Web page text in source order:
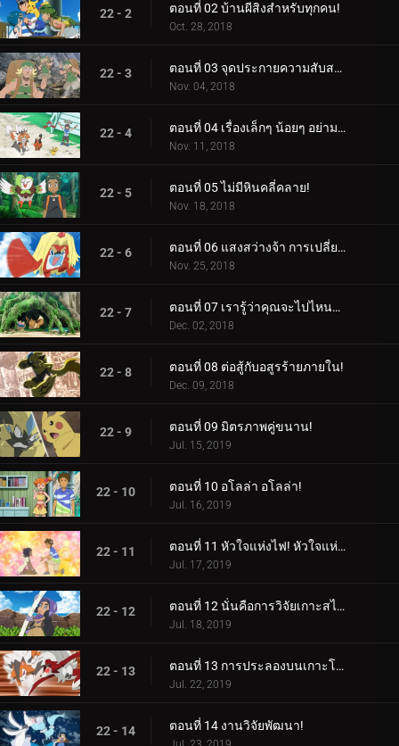
22 - 2 ตอนที่ 02 บ้านผีสิงสำหรับทุกคน!
Oct. 28, 2018
22 - 3 ตอนที่ 03 จุดประกายความสับสน!
Nov. 04, 2018
22 - 4 ตอนที่ 04 เรื่องเล็กๆ น้อยๆ อย่ามองข้าม!
Nov. 11, 2018
22 - 5 ตอนที่ 05 ไม่มีหินคลี่คลาย!
Nov. 18, 2018
22 - 6 ตอนที่ 06 แสงสว่างจ้า การเปลี่ยนแปลงครั้งยิ่งใหญ่!
Nov. 25, 2018
22 - 7 ตอนที่ 07 เรารู้ว่าคุณจะไปไหนอีวุย!
Dec. 02, 2018
22 - 8 ตอนที่ 08 ต่อสู้กับอสูรร้ายภายใน!
Dec. 09, 2018
22 - 9 ตอนที่ 09 มิตรภาพคู่ขนาน!
Jul. 15, 2019
22 - 10 ตอนที่ 10 อโลล่า อโลล่า!
Jul. 16, 2019
22 - 11 ตอนที่ 11 หัวใจแห่งไฟ! หัวใจแห่งหิน!
Jul. 17, 2019
22 - 12 ตอนที่ 12 นั่นคือการวิจัยเกาะสไปซี่!
Jul. 18, 2019
22 - 13 ตอนที่ 13 การประลองบนเกาะโพนี!
Jul. 22, 2019
22 - 14 ตอนที่ 14 งานวิจัยพัฒนา!